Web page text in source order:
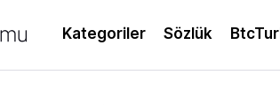
Kategoriler Sözlük